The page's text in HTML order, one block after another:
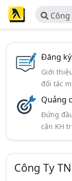
Công
Đăng
Giới
đối tác
Quảng
Đứng
cận KH
Công Ty